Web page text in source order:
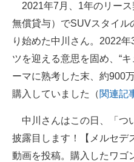
企業向けIT製品の総合サイト
IT製品の技術・比較・事例
製造業のIT導入・活用を支援
モノづくり技術者専門サイト
エレクトロニクス専門サイト
電子設計の基本と応用
2021年7月、1年のリース
無償貸与）でSUVスタイル
り始めた中川さん。2022
ツを迎える意思を固め、“
ーマに熟考した末、約900
購入していました（関連記
中川さんはこの日、「つ
披露目します！【メルセデ
動画を投稿。購入したワゴ